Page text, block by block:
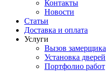
Контакты
Новости
Статьи
Доставка и оплата
Услуги
Вызов замерщика
Установка дверей
Портфолио работ